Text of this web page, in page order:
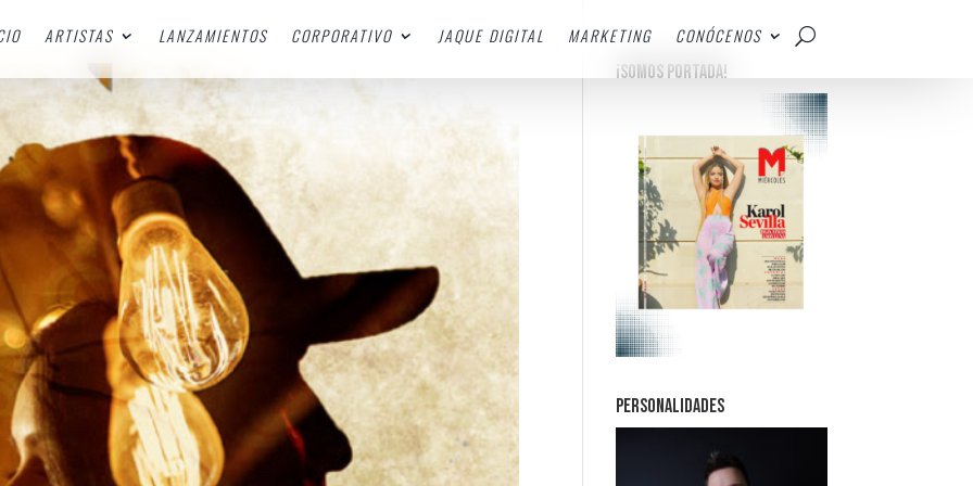
ARTISTAS LANZAMIENTOS CORPORATIVO JAQUE DIGITAL MARKETING
CONÓCENOS
¡SOMOS PORTADA!
PERSONALIDADES